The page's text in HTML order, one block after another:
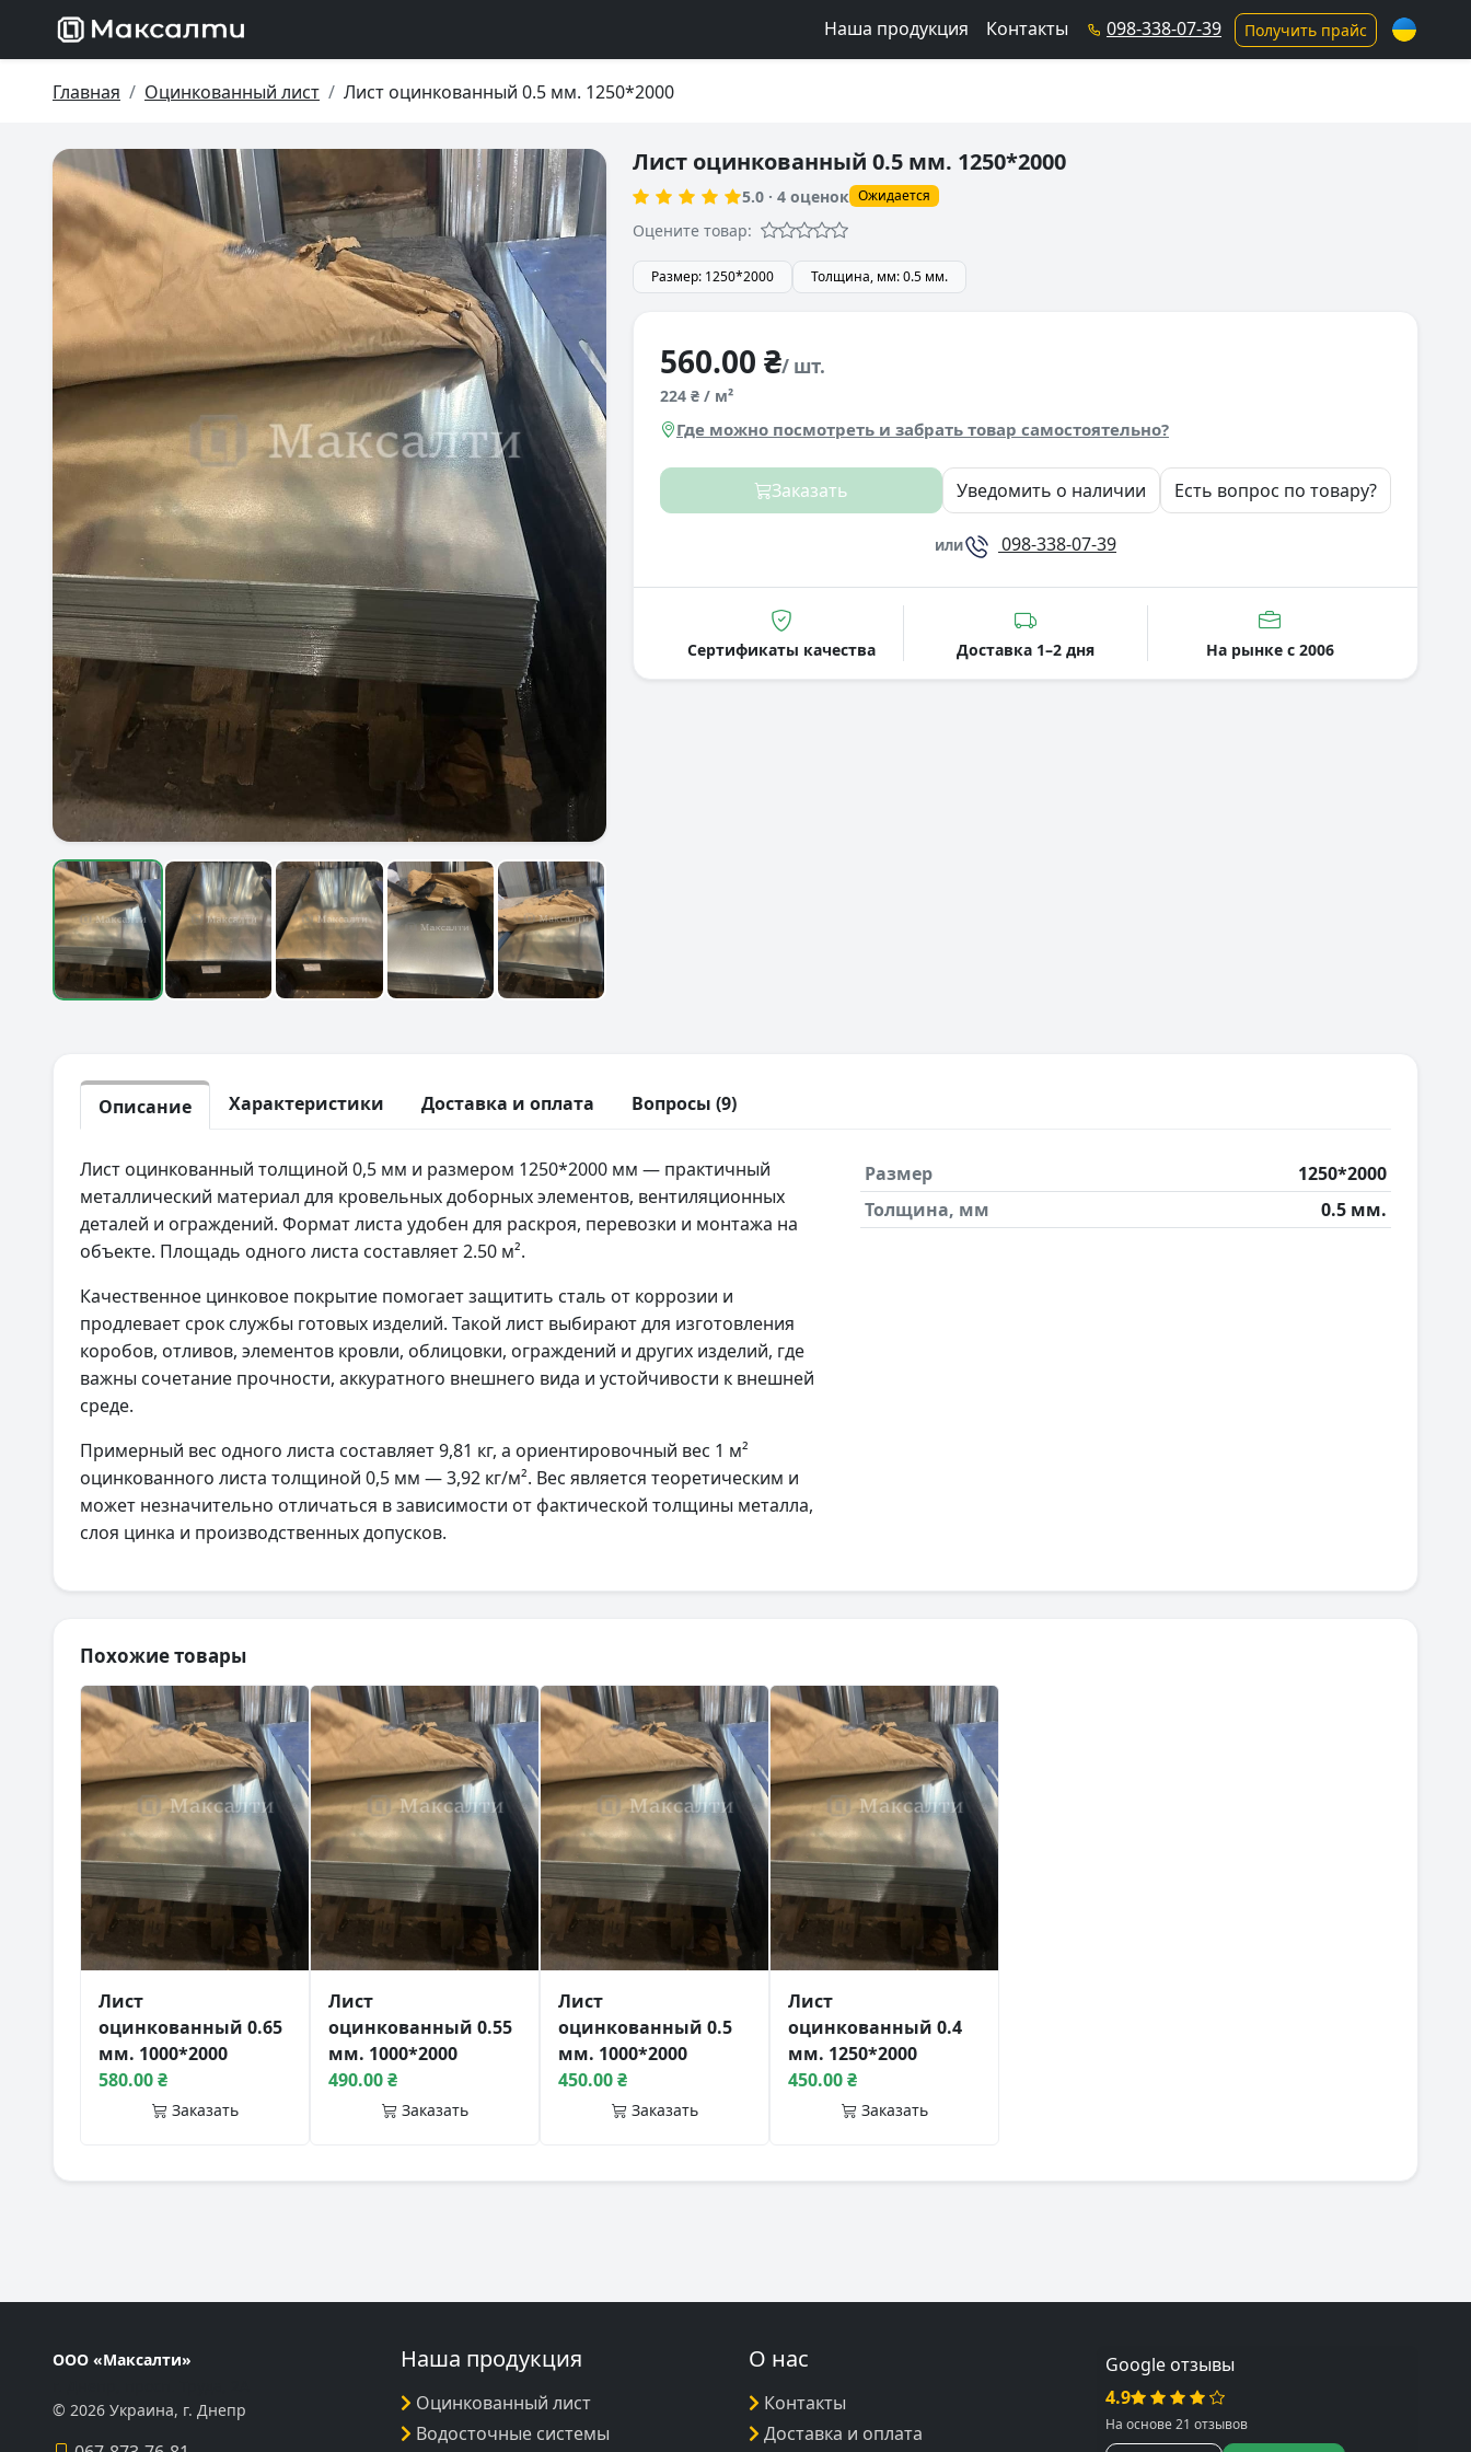
Наша продукция Контакты 098-338-07-39 Получить прайс
Главная Оцинкованный лист Лист оцинкованный 0.5 мм. 1250*2000
Лист оцинкованный 0.5 мм. 1250*2000
5.0 · 4 оценок Ожидается
Оцените товар:
Размер: 1250*2000 Толщина, мм: 0.5 мм.
560.00 ₴/ шт.
224 ₴ / м²
Где можно посмотреть и забрать товар самостоятельно?
Заказать Уведомить о наличии Есть вопрос по товару?
или 098-338-07-39
Сертификаты качества Доставка 1–2 дня На рынке с 2006
Описание Характеристики Доставка и оплата Вопросы (9)
Лист оцинкованный толщиной 0,5 мм и размером 1250*2000 мм — практичный
металлический материал для кровельных доборных элементов, вентиляционных
деталей и ограждений. Формат листа удобен для раскроя, перевозки и монтажа на
объекте. Площадь одного листа составляет 2.50 м².
Качественное цинковое покрытие помогает защитить сталь от коррозии и
продлевает срок службы готовых изделий. Такой лист выбирают для изготовления
коробов, отливов, элементов кровли, облицовки, ограждений и других изделий, где
важны сочетание прочности, аккуратного внешнего вида и устойчивости к внешней
среде.
Примерный вес одного листа составляет 9,81 кг, а ориентировочный вес 1 м²
оцинкованного листа толщиной 0,5 мм — 3,92 кг/м². Вес является теоретическим и
может незначительно отличаться в зависимости от фактической толщины металла,
слоя цинка и производственных допусков.
Размер
1250*2000
Толщина, мм
0.5 мм.
Похожие товары
Лист
оцинкованный 0.65
мм. 1000*2000
580.00 ₴
Заказать
Лист
оцинкованный 0.55
мм. 1000*2000
490.00 ₴
Заказать
Лист
оцинкованный 0.5
мм. 1000*2000
450.00 ₴
Заказать
Лист
оцинкованный 0.4
мм. 1250*2000
450.00 ₴
Заказать
ООО «Максалти»
© 2026 Украина, г. Днепр
Наша продукция
Оцинкованный лист
Водосточные системы
О нас
Контакты
Доставка и оплата
Google отзывы
4.9
На основе 21 отзывов